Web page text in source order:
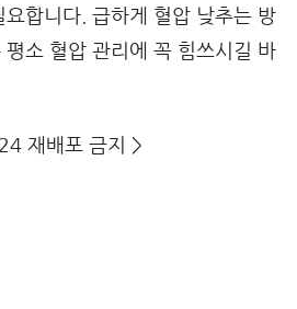
합니다. 급하게 혈압 낮추는 방
평소 혈압 관리에 꼭 힘쓰시길 바
재배포 금지 >